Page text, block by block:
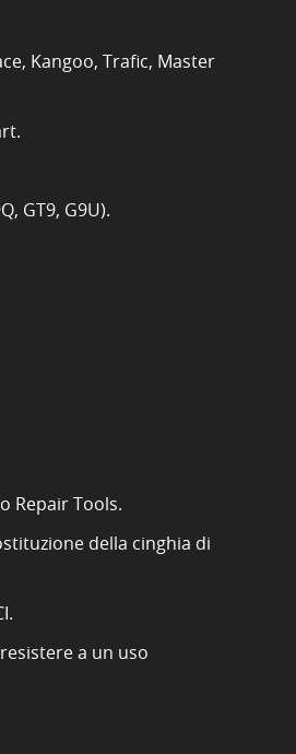
Kangoo, Trafic, Master
GT9, G9U).
Repair Tools.
della cinghia di
a un uso